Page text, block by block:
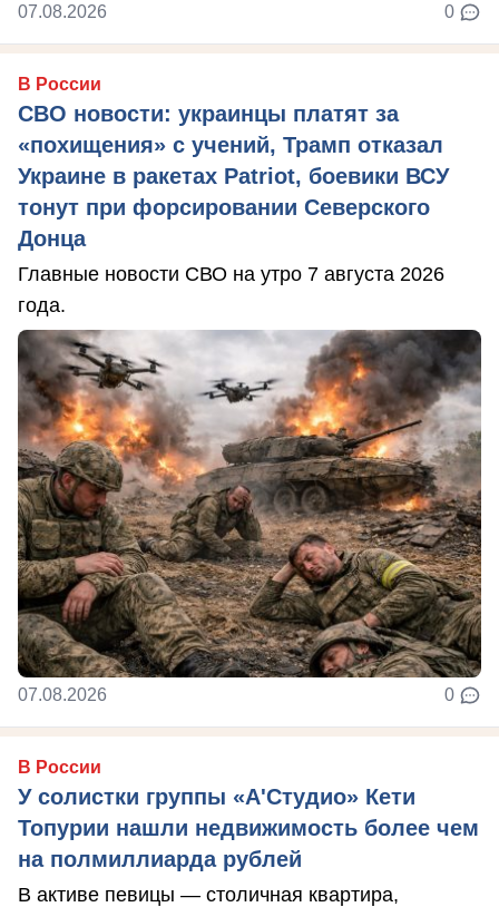
07.08.2026 0
В России
СВО новости: украинцы платят за
«похищения» с учений, Трамп отказал
Украине в ракетах Patriot, боевики ВСУ
тонут при форсировании Северского
Донца
Главные новости СВО на утро 7 августа 2026
года.
07.08.2026 0
В России
У солистки группы «А'Студио» Кети
Топурии нашли недвижимость более чем
на полмиллиарда рублей
В активе певицы — столичная квартира,